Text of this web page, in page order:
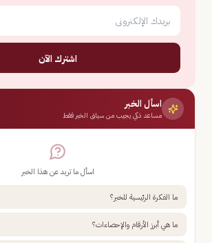
اشترك الآن
اسأل الخبر
مساعد ذكي يجيب من سياق الخبر فقط
اسأل ما تريد عن هذا الخبر
ما الفكرة الرئيسية للخبر؟
ما هي أبرز الأرقام والإحصاءات؟